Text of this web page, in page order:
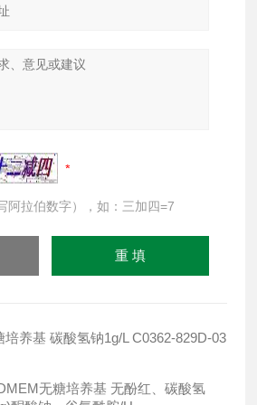
阿拉伯数字），如：三加四=7
培养基 碳酸氢钠1g/L C0362-829D-03
无糖培养基 无酚红、碳酸氢